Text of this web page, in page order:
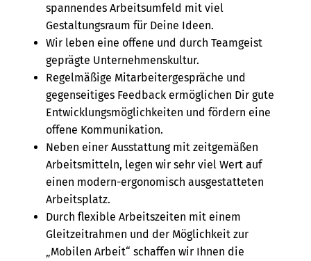
spannendes Arbeitsumfeld mit viel
Gestaltungsraum für Deine Ideen.
Wir leben eine offene und durch Teamgeist
geprägte Unternehmenskultur.
Regelmäßige Mitarbeitergespräche und
gegenseitiges Feedback ermöglichen Dir gute
Entwicklungsmöglichkeiten und fördern eine
offene Kommunikation.
Neben einer Ausstattung mit zeitgemäßen
Arbeitsmitteln, legen wir sehr viel Wert auf
einen modern-ergonomisch ausgestatteten
Arbeitsplatz.
Durch flexible Arbeitszeiten mit einem
Gleitzeitrahmen und der Möglichkeit zur
„Mobilen Arbeit“ schaffen wir Ihnen die